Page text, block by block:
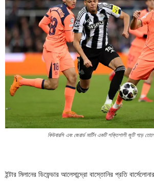
কিউবারসি এবং জেরার্ড মার্টিন একটি শক্তিশালী জুটি গড়ে
ইন্টার মিলানের ডিফেন্ডার আলেসান্দ্রো বাস্তোনির প্রতি